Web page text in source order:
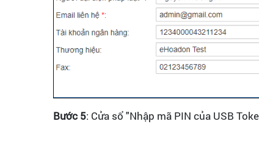
Bước 5: Cửa sổ "Nhập mã PIN của USB